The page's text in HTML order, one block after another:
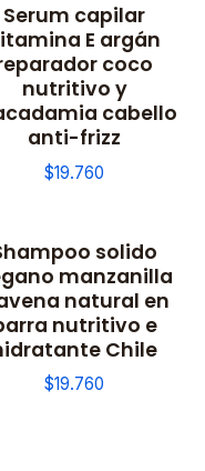
Serum capilar
E argán
coco
nutritivo y
cabello
anti-frizz
$19.760
solido
manzanilla
natural en
nutritivo e
Chile
$19.760